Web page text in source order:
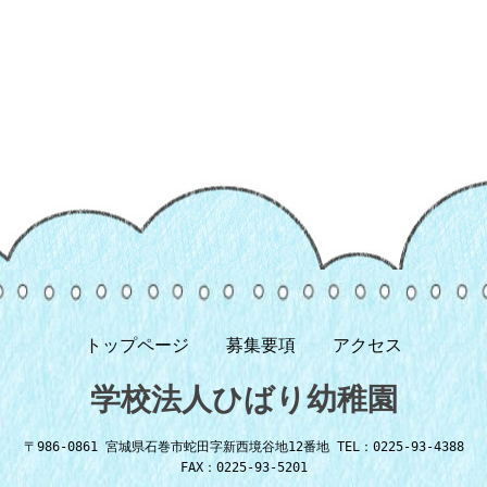
トップページ 募集要項 アクセス
学校法人ひばり幼稚園
〒986-0861 宮城県石巻市蛇田字新西境谷地12番地 TEL：0225-93-4388
FAX：0225-93-5201